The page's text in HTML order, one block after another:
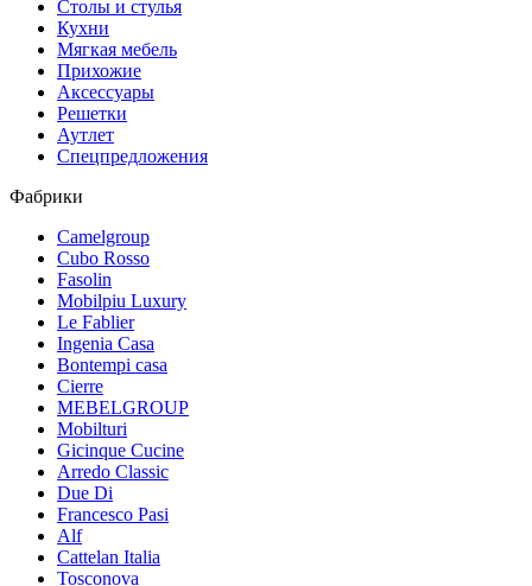
Столы и стулья
Кухни
Мягкая мебель
Прихожие
Аксессуары
Решетки
Аутлет
Спецпредложения
Фабрики
Camelgroup
Cubo Rosso
Fasolin
Mobilpiu Luxury
Le Fablier
Ingenia Casa
Bontempi casa
Cierre
MEBELGROUP
Mobilturi
Gicinque Cucine
Arredo Classic
Due Di
Francesco Pasi
Alf
Cattelan Italia
Tosconova